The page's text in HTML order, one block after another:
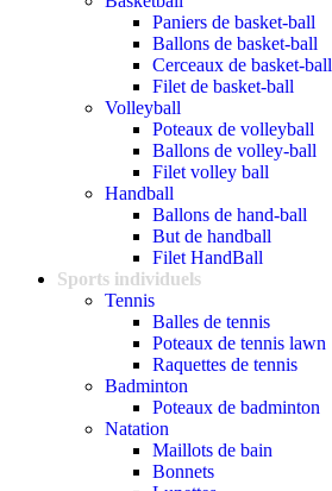
Paniers de basket-ball
Ballons de basket-ball
Cerceaux de basket-ball
Filet de basket-ball
Volleyball
Poteaux de volleyball
Ballons de volley-ball
Filet volley ball
Handball
Ballons de hand-ball
But de handball
Filet HandBall
Sports individuels
Tennis
Balles de tennis
Poteaux de tennis lawn
Raquettes de tennis
Badminton
Poteaux de badminton
Natation
Maillots de bain
Bonnets